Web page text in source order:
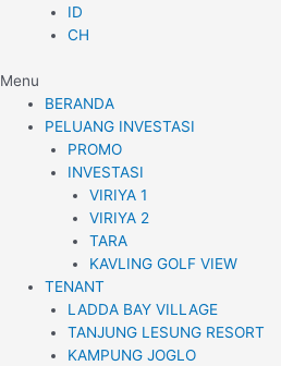
ID
CH
Menu
BERANDA
PELUANG INVESTASI
PROMO
INVESTASI
VIRIYA 1
VIRIYA 2
TARA
KAVLING GOLF VIEW
TENANT
LADDA BAY VILLAGE
TANJUNG LESUNG RESORT
KAMPUNG JOGLO